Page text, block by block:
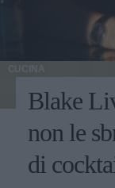
CUCINA
Blake
non le
di